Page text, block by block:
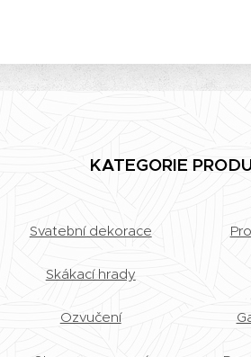
KATEGORIE
Svatební dekorace
Skákací hrady
Ozvučení